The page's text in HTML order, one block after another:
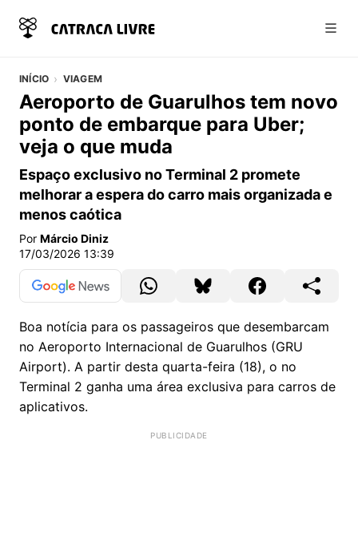
INÍCIO VIAGEM
Aeroporto de Guarulhos tem novo
ponto de embarque para Uber;
veja o que muda
Espaço exclusivo no Terminal 2 promete
melhorar a espera do carro mais organizada e
menos caótica
Por Márcio Diniz
17/03/2026 13:39
Boa notícia para os passageiros que desembarcam
no Aeroporto Internacional de Guarulhos (GRU
Airport). A partir desta quarta-feira (18), o no
Terminal 2 ganha uma área exclusiva para carros de
aplicativos.